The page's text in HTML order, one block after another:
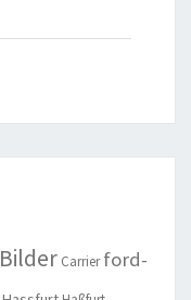
Bilder Carrier ford-